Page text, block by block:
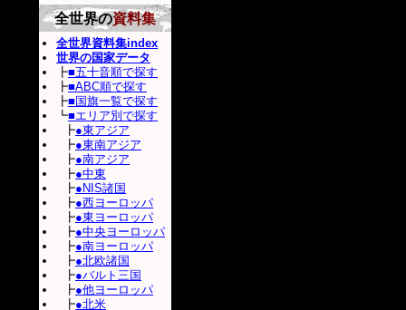
全世界の資料集
全世界資料集index
世界の国家データ
┣■五十音順で探す
┣■ABC順で探す
┣■国旗一覧で探す
┗■エリア別で探す
┣●東アジア
┣●東南アジア
┣●南アジア
┣●中東
┣●NIS諸国
┣●西ヨーロッパ
┣●東ヨーロッパ
┣●中央ヨーロッパ
┣●南ヨーロッパ
┣●北欧諸国
┣●バルト三国
┣●他ヨーロッパ
┣●北米